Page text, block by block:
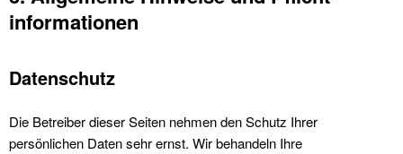
informationen
Datenschutz
Die Betreiber dieser Seiten nehmen den Schutz Ihrer
persönlichen Daten sehr ernst. Wir behandeln Ihre